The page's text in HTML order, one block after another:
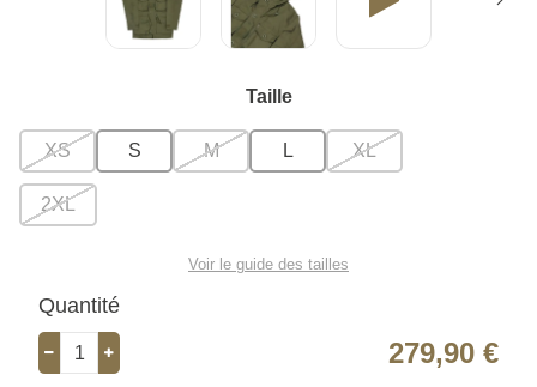
Taille
XS S M L XL
2XL
Voir le guide des tailles
Quantité
279,90 €